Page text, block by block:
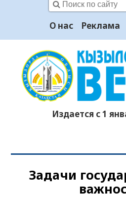
О нас Реклама
Издается с 1
Задачи